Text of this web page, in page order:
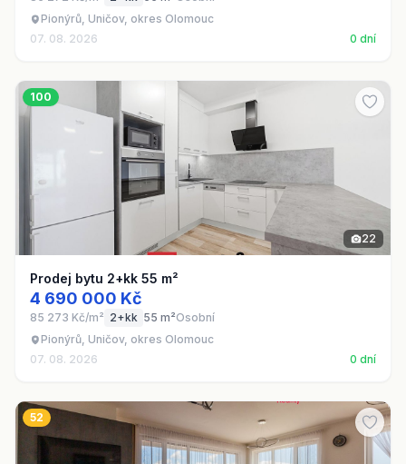
Pionýrů, Uničov, okres Olomouc
07. 08. 2026
0 dní
100
22
Prodej bytu 2+kk 55 m²
4 690 000 Kč
85 273 Kč/m² 2+kk 55 m²Osobní
Pionýrů, Uničov, okres Olomouc
07. 08. 2026
0 dní
52